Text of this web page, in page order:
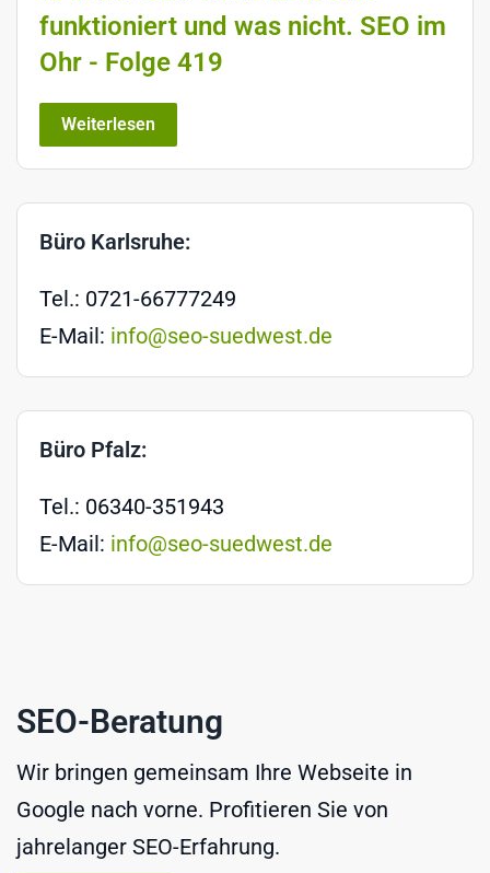
funktioniert und was nicht. SEO im
Ohr - Folge 419
Weiterlesen
Büro Karlsruhe:
Tel.: 0721-66777249
E-Mail: info@seo-suedwest.de
Büro Pfalz:
Tel.: 06340-351943
E-Mail: info@seo-suedwest.de
SEO-Beratung
Wir bringen gemeinsam Ihre Webseite in
Google nach vorne. Profitieren Sie von
jahrelanger SEO-Erfahrung.